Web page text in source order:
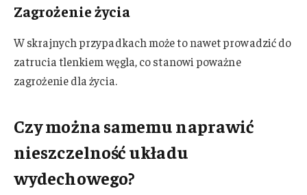
Zagrożenie życia
W skrajnych przypadkach może to nawet prowadzić do
zatrucia tlenkiem węgla, co stanowi poważne
zagrożenie dla życia.
Czy można samemu naprawić
nieszczelność układu
wydechowego?